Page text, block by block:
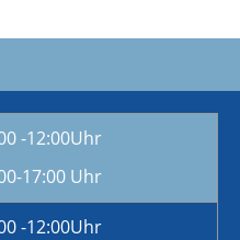
-12:00Uhr
17:00 Uhr
-12:00Uhr